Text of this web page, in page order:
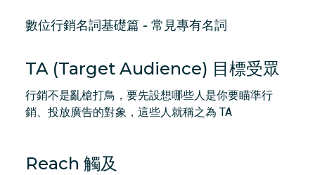
數位行銷名詞基礎篇 - 常見專有名詞
TA (Target Audience) 目標受眾
行銷不是亂槍打鳥，要先設想哪些人是你要瞄準行
銷、投放廣告的對象，這些人就稱之為 TA
Reach 觸及